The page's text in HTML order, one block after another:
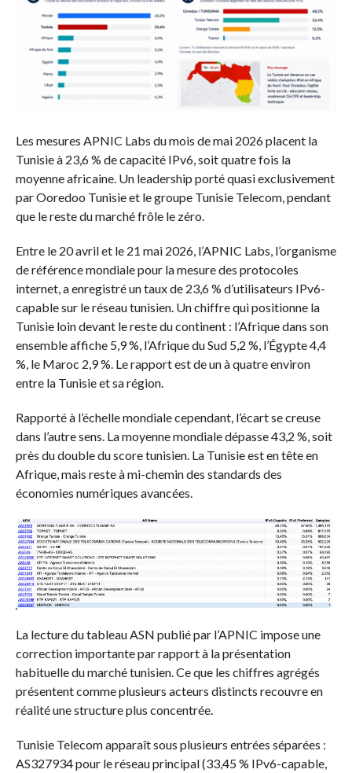
Les mesures APNIC Labs du mois de mai 2026 placent la
Tunisie à 23,6 % de capacité IPv6, soit quatre fois la
moyenne africaine. Un leadership porté quasi exclusivement
par Ooredoo Tunisie et le groupe Tunisie Telecom, pendant
que le reste du marché frôle le zéro.
Entre le 20 avril et le 21 mai 2026, l’APNIC Labs, l’organisme
de référence mondiale pour la mesure des protocoles
internet, a enregistré un taux de 23,6 % d’utilisateurs IPv6-
capable sur le réseau tunisien. Un chiffre qui positionne la
Tunisie loin devant le reste du continent : l’Afrique dans son
ensemble affiche 5,9 %, l’Afrique du Sud 5,2 %, l’Égypte 4,4
%, le Maroc 2,9 %. Le rapport est de un à quatre environ
entre la Tunisie et sa région.
Rapporté à l’échelle mondiale cependant, l’écart se creuse
dans l’autre sens. La moyenne mondiale dépasse 43,2 %, soit
près du double du score tunisien. La Tunisie est en tête en
Afrique, mais reste à mi-chemin des standards des
économies numériques avancées.
La lecture du tableau ASN publié par l’APNIC impose une
correction importante par rapport à la présentation
habituelle du marché tunisien. Ce que les chiffres agrégés
présentent comme plusieurs acteurs distincts recouvre en
réalité une structure plus concentrée.
Tunisie Telecom apparaît sous plusieurs entrées séparées :
AS327934 pour le réseau principal (33,45 % IPv6-capable,